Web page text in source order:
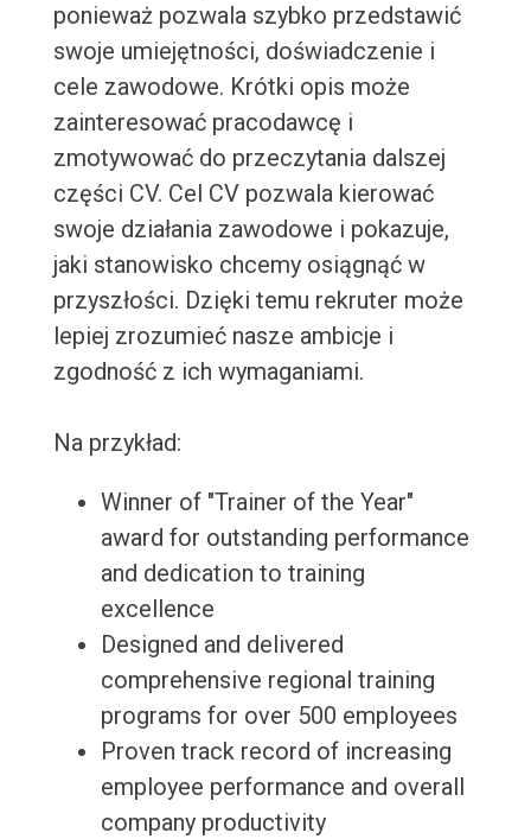
ponieważ pozwala szybko przedstawić
swoje umiejętności, doświadczenie i
cele zawodowe. Krótki opis może
zainteresować pracodawcę i
zmotywować do przeczytania dalszej
części CV. Cel CV pozwala kierować
swoje działania zawodowe i pokazuje,
jaki stanowisko chcemy osiągnąć w
przyszłości. Dzięki temu rekruter może
lepiej zrozumieć nasze ambicje i
zgodność z ich wymaganiami.
Na przykład:
Winner of "Trainer of the Year"
award for outstanding performance
and dedication to training
excellence
Designed and delivered
comprehensive regional training
programs for over 500 employees
Proven track record of increasing
employee performance and overall
company productivity